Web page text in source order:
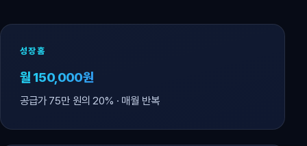
성장홈
월 150,000원
공급가 75만 원의 20% · 매월 반복